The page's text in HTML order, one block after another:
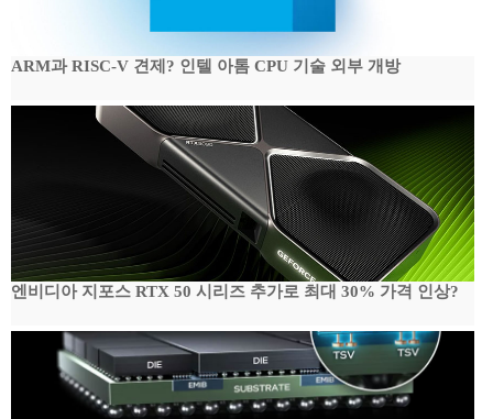
ARM과 RISC-V 견제? 인텔 아톰 CPU 기술 외부 개방
엔비디아 지포스 RTX 50 시리즈 추가로 최대 30% 가격 인상?